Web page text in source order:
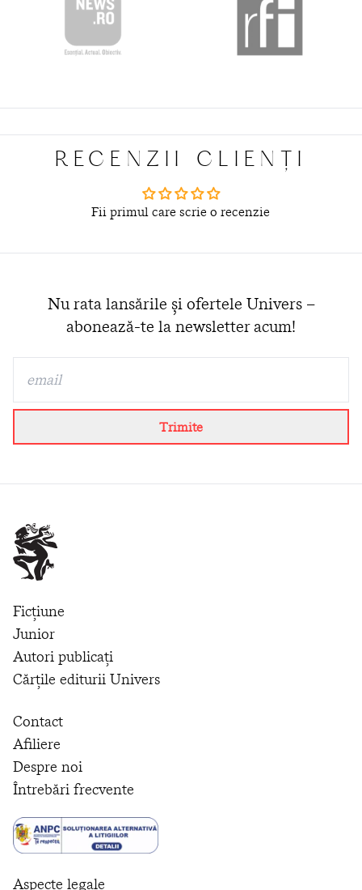
RECENZII CLIENȚI
Fii primul care scrie o recenzie
Nu rata lansările și ofertele Univers –
abonează-te la newsletter acum!
Trimite
Ficțiune
Junior
Autori publicați
Cărțile editurii Univers
Contact
Afiliere
Despre noi
Întrebări frecvente
Aspecte legale